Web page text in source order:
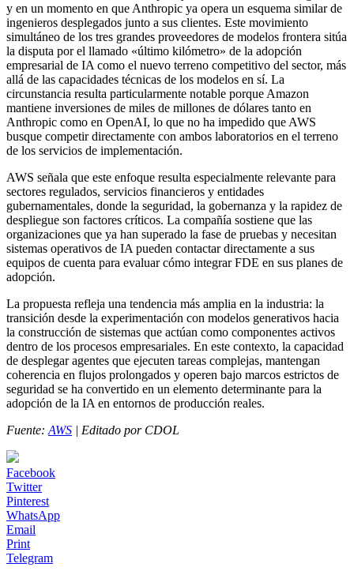
y en un momento en que Anthropic ya opera un esquema similar de
ingenieros desplegados junto a sus clientes. Este movimiento
simultáneo de los tres grandes proveedores de modelos frontera sitúa
la disputa por el llamado «último kilómetro» de la adopción
empresarial de IA como el nuevo terreno competitivo del sector, más
allá de las capacidades técnicas de los modelos en sí. La
circunstancia resulta particularmente notable porque Amazon
mantiene inversiones de miles de millones de dólares tanto en
Anthropic como en OpenAI, lo que no ha impedido que AWS
busque competir directamente con ambos laboratorios en el terreno
de los servicios de implementación.
AWS señala que este enfoque resulta especialmente relevante para
sectores regulados, servicios financieros y entidades
gubernamentales, donde la seguridad, la gobernanza y la rapidez de
despliegue son factores críticos. La compañía sostiene que las
organizaciones que ya han superado la fase de pruebas y necesitan
sistemas operativos de IA pueden contactar directamente a sus
equipos de cuenta para evaluar cómo integrar FDE en sus planes de
adopción.
La propuesta refleja una tendencia más amplia en la industria: la
transición desde la experimentación con modelos generativos hacia
la construcción de sistemas que actúan como componentes activos
dentro de los procesos empresariales. En este contexto, la capacidad
de desplegar agentes que ejecuten tareas complejas, mantengan
coherencia en flujos prolongados y operen bajo marcos estrictos de
seguridad se ha convertido en un elemento determinante para la
adopción de la IA en entornos de producción reales.
Fuente: AWS | Editado por CDOL
Facebook
Twitter
Pinterest
WhatsApp
Email
Print
Telegram